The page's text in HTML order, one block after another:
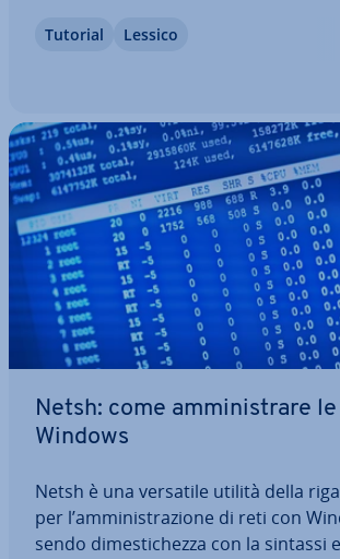
comando svi­lup­pa­to in casa
Tutorial Lessico
Netsh: come am­mi­ni­stra­re
Windows
Netsh è una versatile utilità della
per l’am­mi­ni­stra­zio­ne di reti con
sen­do di­me­sti­chez­za con la sintassi